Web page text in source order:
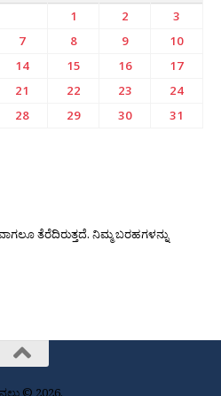
1
2
3
7 8 9
10
14 15 16
17
21 22 23
24
28 29 30
31
ತೆರೆದಿರುತ್ತದೆ. ನಿಮ್ಮ ಬರಹಗಳನ್ನು
© 2026.